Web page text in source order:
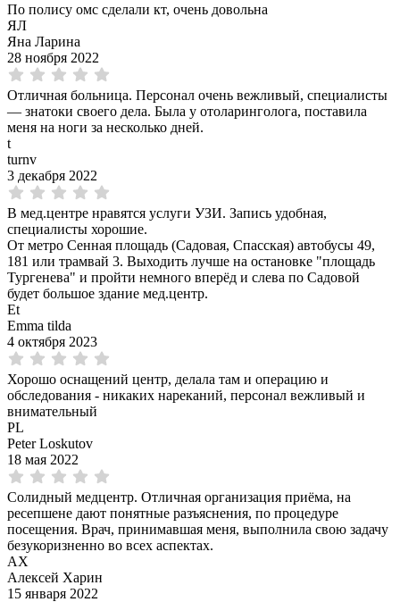
По полису омс сделали кт, очень довольна
ЯЛ
Яна Ларина
28 ноября 2022
Отличная больница. Персонал очень вежливый, специалисты
— знатоки своего дела. Была у отоларинголога, поставила
меня на ноги за несколько дней.
t
turnv
3 декабря 2022
В мед.центре нравятся услуги УЗИ. Запись удобная,
специалисты хорошие.
От метро Сенная площадь (Садовая, Спасская) автобусы 49,
181 или трамвай 3. Выходить лучше на остановке "площадь
Тургенева" и пройти немного вперёд и слева по Садовой
будет большое здание мед.центр.
Et
Emma tilda
4 октября 2023
Хорошо оснащений центр, делала там и операцию и
обследования - никаких нареканий, персонал вежливый и
внимательный
PL
Peter Loskutov
18 мая 2022
Солидный медцентр. Отличная организация приёма, на
ресепшене дают понятные разъяснения, по процедуре
посещения. Врач, принимавшая меня, выполнила свою задачу
безукоризненно во всех аспектах.
АХ
Алексей Харин
15 января 2022